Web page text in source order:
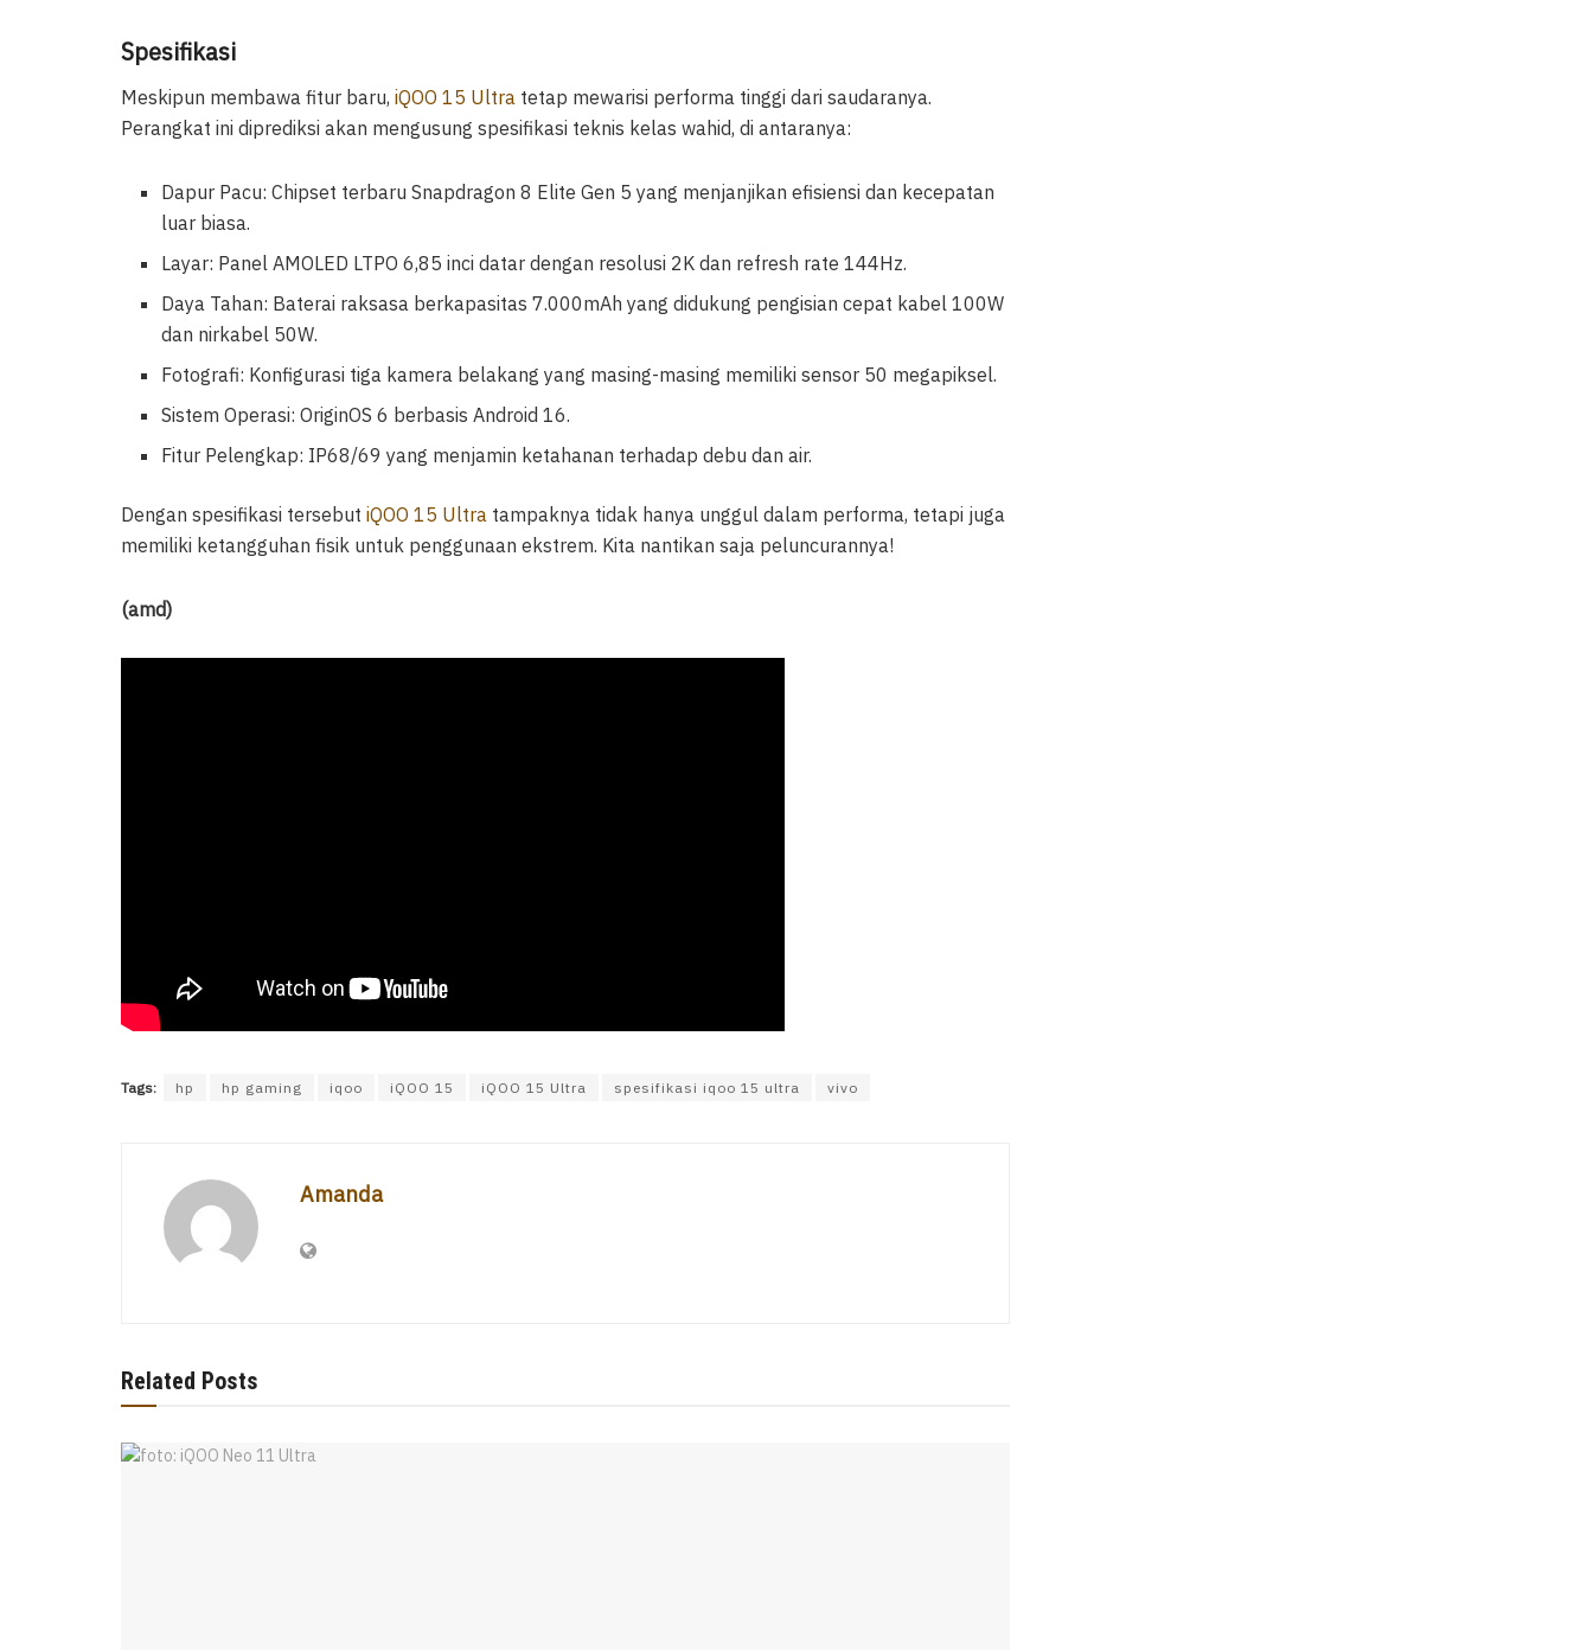
Spesifikasi
Meskipun membawa fitur baru, iQOO 15 Ultra tetap mewarisi performa tinggi dari saudaranya.
Perangkat ini diprediksi akan mengusung spesifikasi teknis kelas wahid, di antaranya:
Dapur Pacu: Chipset terbaru Snapdragon 8 Elite Gen 5 yang menjanjikan efisiensi dan kecepatan
luar biasa.
Layar: Panel AMOLED LTPO 6,85 inci datar dengan resolusi 2K dan refresh rate 144Hz.
Daya Tahan: Baterai raksasa berkapasitas 7.000mAh yang didukung pengisian cepat kabel 100W
dan nirkabel 50W.
Fotografi: Konfigurasi tiga kamera belakang yang masing-masing memiliki sensor 50 megapiksel.
Sistem Operasi: OriginOS 6 berbasis Android 16.
Fitur Pelengkap: IP68/69 yang menjamin ketahanan terhadap debu dan air.
Dengan spesifikasi tersebut iQOO 15 Ultra tampaknya tidak hanya unggul dalam performa, tetapi juga
memiliki ketangguhan fisik untuk penggunaan ekstrem. Kita nantikan saja peluncurannya!
(amd)
Tags: hp hp gaming iqoo iQOO 15 iQOO 15 Ultra spesifikasi iqoo 15 ultra vivo
Amanda
Related Posts